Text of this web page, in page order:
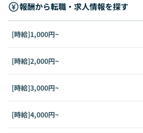
報酬から転職・求人情報を探す
[時給]1,000円~
[時給]2,000円~
[時給]3,000円~
[時給]4,000円~